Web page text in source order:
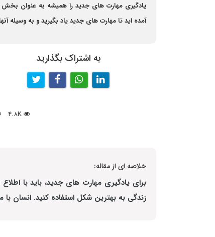
یادگیری مهارت های جدید را همیشه به عنوان بخش
آمده اید تا مهارت های جدید یاد بگیرید و به وسیله
به اشتراک بگذارید
4.8K
خلاصه ای از مقاله:
برای یادگیری مهارت های جدید، باید با
زندگی به بهترین شکل استفاده کنید. انسان